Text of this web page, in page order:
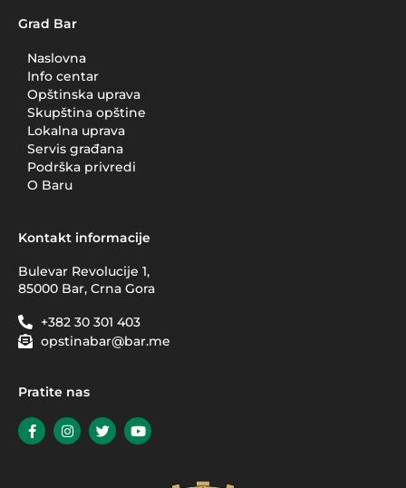
Grad Bar
Naslovna
Info centar
Opštinska uprava
Skupština opštine
Lokalna uprava
Servis građana
Podrška privredi
O Baru
Kontakt informacije
Bulevar Revolucije 1,
85000 Bar, Crna Gora
+382 30 301 403
opstinabar@bar.me
Pratite nas